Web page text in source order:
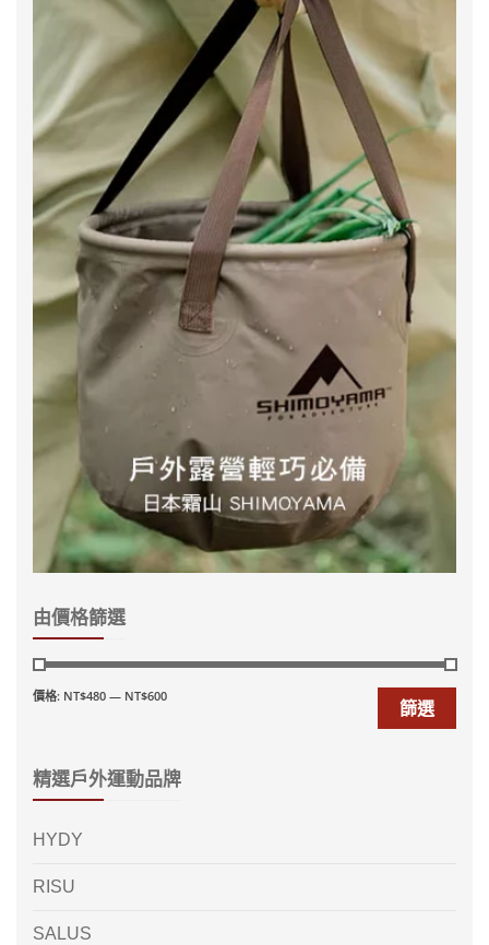
由價格篩選
篩選
價格: NT$480 — NT$600
精選戶外運動品牌
HYDY
RISU
SALUS